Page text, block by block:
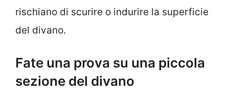
rischiano di scurire o indurire la superficie
del divano.
Fate una prova su una piccola
sezione del divano